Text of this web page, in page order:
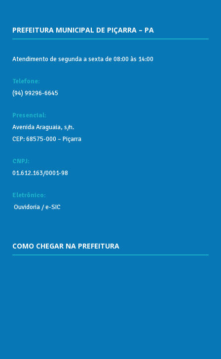
PREFEITURA MUNICIPAL DE PIÇARRA – PA
Atendimento de segunda a sexta de 08:00 às 14:00
Telefone:
(94) 99296-6645
Presencial:
Avenida Araguaia, s/n.
CEP: 68575-000 – Piçarra
CNPJ:
01.612.163/0001-98
Eletrônico:
Ouvidoria / e-SIC
COMO CHEGAR NA PREFEITURA